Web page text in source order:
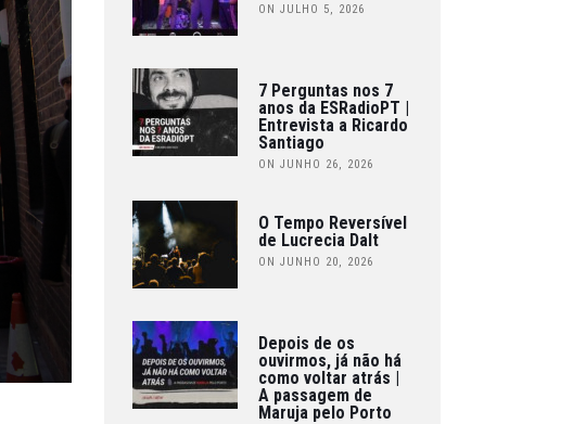
ON JULHO 5, 2026
7 Perguntas nos 7
anos da ESRadioPT |
Entrevista a Ricardo
Santiago
ON JUNHO 26, 2026
O Tempo Reversível
de Lucrecia Dalt
ON JUNHO 20, 2026
Depois de os
ouvirmos, já não há
como voltar atrás |
A passagem de
Maruja pelo Porto